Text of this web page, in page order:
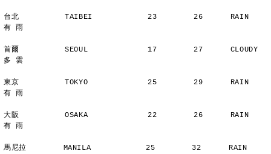
台北          TAIBEI            23        26      RAIN
有 雨
首爾          SEOUL             17        27      CLOUDY
多 雲
東京          TOKYO             25        29      RAIN
有 雨
大阪          OSAKA             22        26      RAIN
有 雨
馬尼拉        MANILA            25        32      RAIN